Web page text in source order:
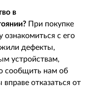
в
При покупке
ознакомиться с его
дефекты,
устройствам,
сообщить нам об
отказаться от